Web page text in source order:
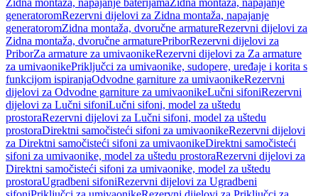
Zidna montaža, napajanje baterijamaZidna montaža, napajanje
generatoromRezervni dijelovi za Zidna montaža, napajanje
generatoromZidna montaža, dvoručne armatureRezervni dijelovi za
Zidna montaža, dvoručne armaturePriborRezervni dijelovi za
PriborZa armature za umivaonikeRezervni dijelovi za Za armature
za umivaonikePriključci za umivaonike, sudopere, uređaje i korita s
funkcijom ispiranjaOdvodne garniture za umivaonikeRezervni
dijelovi za Odvodne garniture za umivaonikeLučni sifoniRezervni
dijelovi za Lučni sifoniLučni sifoni, model za uštedu
prostoraRezervni dijelovi za Lučni sifoni, model za uštedu
prostoraDirektni samočisteći sifoni za umivaonikeRezervni dijelovi
za Direktni samočisteći sifoni za umivaonikeDirektni samočisteći
sifoni za umivaonike, model za uštedu prostoraRezervni dijelovi za
Direktni samočisteći sifoni za umivaonike, model za uštedu
prostoraUgradbeni sifoniRezervni dijelovi za Ugradbeni